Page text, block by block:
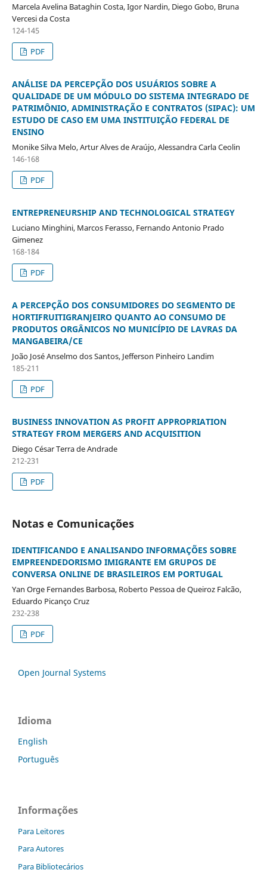
Marcela Avelina Bataghin Costa, Igor Nardin, Diego Gobo, Bruna
Vercesi da Costa
124-145
PDF
ANÁLISE DA PERCEPÇÃO DOS USUÁRIOS SOBRE A
QUALIDADE DE UM MÓDULO DO SISTEMA INTEGRADO DE
PATRIMÔNIO, ADMINISTRAÇÃO E CONTRATOS (SIPAC): UM
ESTUDO DE CASO EM UMA INSTITUIÇÃO FEDERAL DE
ENSINO
Monike Silva Melo, Artur Alves de Araújo, Alessandra Carla Ceolin
146-168
PDF
ENTREPRENEURSHIP AND TECHNOLOGICAL STRATEGY
Luciano Minghini, Marcos Ferasso, Fernando Antonio Prado
Gimenez
168-184
PDF
A PERCEPÇÃO DOS CONSUMIDORES DO SEGMENTO DE
HORTIFRUITIGRANJEIRO QUANTO AO CONSUMO DE
PRODUTOS ORGÂNICOS NO MUNICÍPIO DE LAVRAS DA
MANGABEIRA/CE
João José Anselmo dos Santos, Jefferson Pinheiro Landim
185-211
PDF
BUSINESS INNOVATION AS PROFIT APPROPRIATION
STRATEGY FROM MERGERS AND ACQUISITION
Diego César Terra de Andrade
212-231
PDF
Notas e Comunicações
IDENTIFICANDO E ANALISANDO INFORMAÇÕES SOBRE
EMPREENDEDORISMO IMIGRANTE EM GRUPOS DE
CONVERSA ONLINE DE BRASILEIROS EM PORTUGAL
Yan Orge Fernandes Barbosa, Roberto Pessoa de Queiroz Falcão,
Eduardo Picanço Cruz
232-238
PDF
Open Journal Systems
Idioma
English
Português
Informações
Para Leitores
Para Autores
Para Bibliotecários